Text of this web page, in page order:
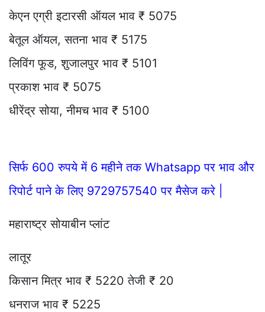
केएन एग्री इटारसी ऑयल भाव ₹ 5075
बेतूल ऑयल, सतना भाव ₹ 5175
लिविंग फूड, शुजालपुर भाव ₹ 5101
प्रकाश भाव ₹ 5075
धीरेंद्र सोया, नीमच भाव ₹ 5100
सिर्फ 600 रुपये में 6 महीने तक Whatsapp पर भाव और
रिपोर्ट पाने के लिए 9729757540 पर मैसेज करे |
महाराष्ट्र सोयाबीन प्लांट
लातूर
किसान मित्र भाव ₹ 5220 तेजी ₹ 20
धनराज भाव ₹ 5225